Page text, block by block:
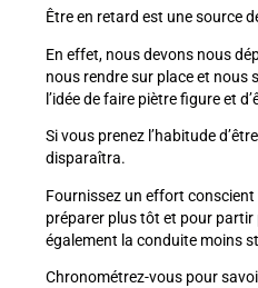
Être en retard est une source
En effet, nous devons nous
nous rendre sur place et nous
l’idée de faire piètre figure et
Si vous prenez l’habitude
disparaîtra.
Fournissez un effort
préparer plus tôt et pour partir
également la conduite moins
Chronométrez-vous pour